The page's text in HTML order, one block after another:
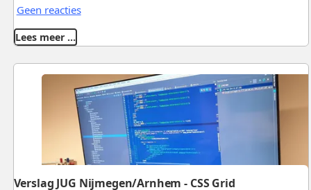
Geen reacties
Lees meer …
Verslag JUG Nijmegen/Arnhem - CSS Grid